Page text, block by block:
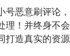
分成
号恶意刷评论
理！并终身不会
造真实的资源